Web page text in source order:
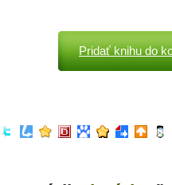
Pridať knihu do